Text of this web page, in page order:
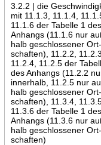
3.2.2 | die
mit 11.1.3, 11.1.4,
11.1.6 der Tabelle 1 des
Anhangs (11.1.6 nur
halb geschlossener Ort-
schaften), 11.2.2, 11.2.3,
11.2.4, 11.2.5 der
des Anhangs (11.2.2
innerhalb, 11.2.5 nur
halb geschlossener Ort-
schaften), 11.3.4,
11.3.6 der Tabelle 1 des
Anhangs (11.3.6 nur
halb geschlossener Ort-
schaften)